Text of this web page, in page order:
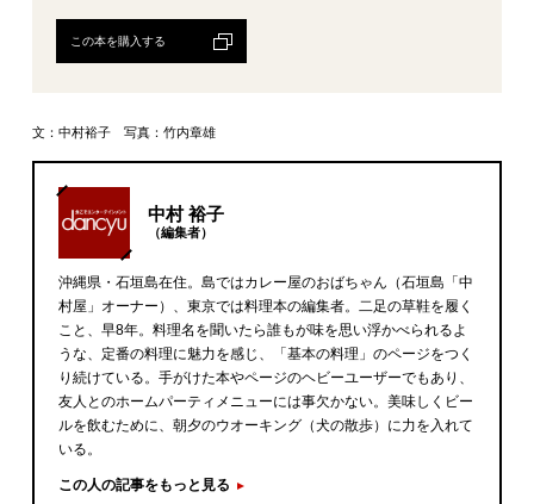
この本を購入する
文：中村裕子 写真：竹内章雄
中村 裕子
（編集者）
沖縄県・石垣島在住。島ではカレー屋のおばちゃん（石垣島「中
村屋」オーナー）、東京では料理本の編集者。二足の草鞋を履く
こと、早8年。料理名を聞いたら誰もが味を思い浮かべられるよ
うな、定番の料理に魅力を感じ、「基本の料理」のページをつく
り続けている。手がけた本やページのヘビーユーザーでもあり、
友人とのホームパーティメニューには事欠かない。美味しくビー
ルを飲むために、朝夕のウオーキング（犬の散歩）に力を入れて
いる。
この人の記事をもっと見る